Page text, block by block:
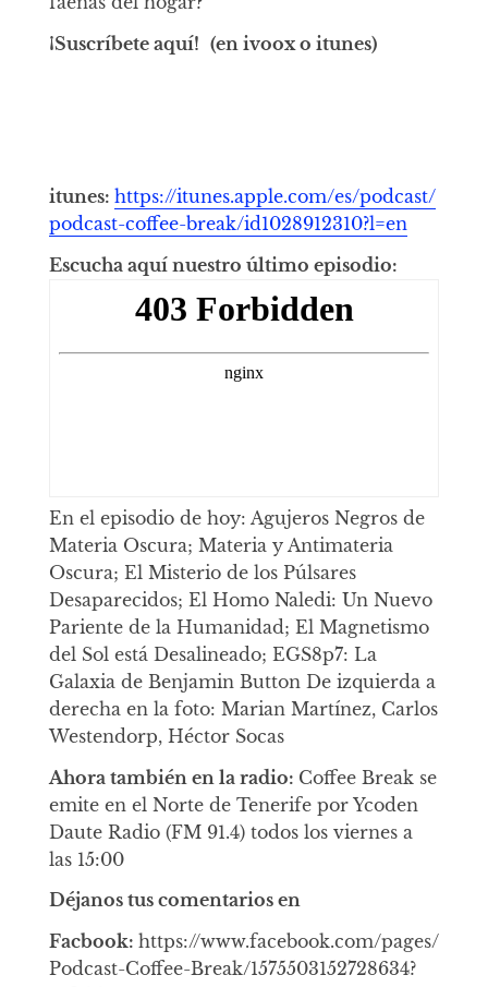
¡Suscríbete aquí! (en ivoox o itunes)
itunes: https://itunes.apple.com/es/podcast/
podcast-coffee-break/id1028912310?l=en
Escucha aquí nuestro último episodio:
En el episodio de hoy: Agujeros Negros de
Materia Oscura; Materia y Antimateria
Oscura; El Misterio de los Púlsares
Desaparecidos; El Homo Naledi: Un Nuevo
Pariente de la Humanidad; El Magnetismo
del Sol está Desalineado; EGS8p7: La
Galaxia de Benjamin Button De izquierda a
derecha en la foto: Marian Martínez, Carlos
Westendorp, Héctor Socas
Ahora también en la radio: Coffee Break se
emite en el Norte de Tenerife por Ycoden
Daute Radio (FM 91.4) todos los viernes a
las 15:00
Déjanos tus comentarios en
Facbook: https://www.facebook.com/pages/
Podcast-Coffee-Break/1575503152728634?